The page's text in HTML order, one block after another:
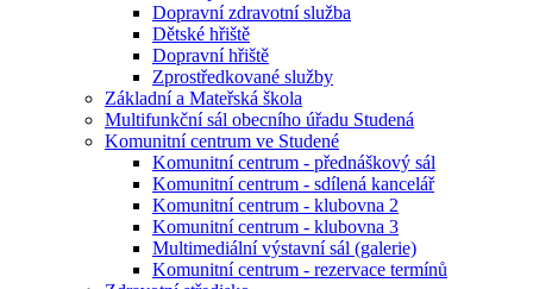
Dopravní zdravotní služba
Dětské hřiště
Dopravní hřiště
Zprostředkované služby
Základní a Mateřská škola
Multifunkční sál obecního úřadu Studená
Komunitní centrum ve Studené
Komunitní centrum - přednáškový sál
Komunitní centrum - sdílená kancelář
Komunitní centrum - klubovna 2
Komunitní centrum - klubovna 3
Multimediální výstavní sál (galerie)
Komunitní centrum - rezervace termínů